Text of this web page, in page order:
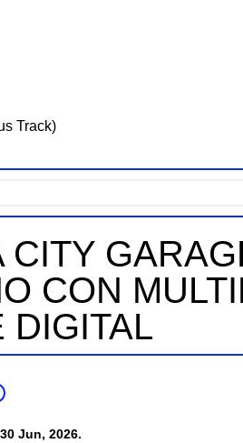
Track)
CITY
CON
DIGITAL
Jun, 2026.